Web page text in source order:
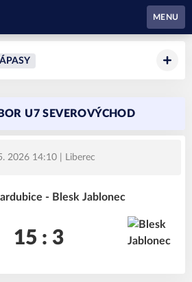
MENU
U7 SEVEROVÝCHOD
2026 14:10 | Liberec
- Blesk Jablonec
15 : 3